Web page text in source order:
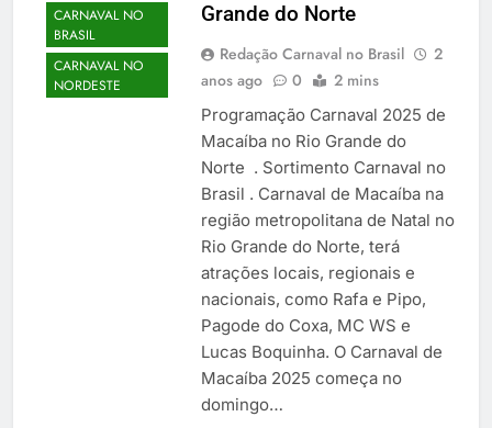
CARNAVAL NO
BRASIL
CARNAVAL NO
NORDESTE
Grande do Norte
Redação Carnaval no Brasil
2
anos ago
0 2 mins
Programação Carnaval 2025 de
Macaíba no Rio Grande do
Norte . Sortimento Carnaval no
Brasil . Carnaval de Macaíba na
região metropolitana de Natal no
Rio Grande do Norte, terá
atrações locais, regionais e
nacionais, como Rafa e Pipo,
Pagode do Coxa, MC WS e
Lucas Boquinha. O Carnaval de
Macaíba 2025 começa no
domingo…